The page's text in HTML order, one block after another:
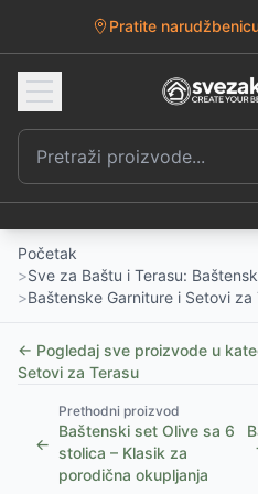
Pratite
Početak
>Sve za Baštu i Terasu:
>Baštenske Garniture i Setovi za
← Pogledaj sve proizvode u
Setovi za Terasu
←
Prethodni proizvod
Baštenski set Olive sa 6
stolica – Klasik za
porodična okupljanja